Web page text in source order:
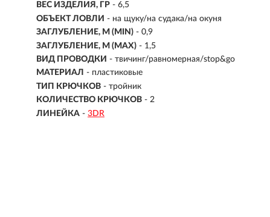
ВЕС ИЗДЕЛИЯ, ГР - 6,5
ОБЪЕКТ ЛОВЛИ - на щуку/на судака/на окуня
ЗАГЛУБЛЕНИЕ, М (MIN) - 0,9
ЗАГЛУБЛЕНИЕ, М (MAX) - 1,5
ВИД ПРОВОДКИ - твичинг/равномерная/stop&go
МАТЕРИАЛ - пластиковые
ТИП КРЮЧКОВ - тройник
КОЛИЧЕСТВО КРЮЧКОВ - 2
ЛИНЕЙКА - 3DR